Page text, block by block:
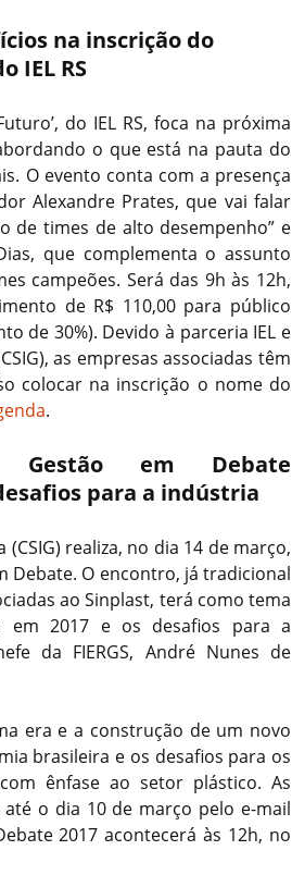
na inscrição do
IEL RS
do IEL RS, foca na próxima
o que está na pauta do
O evento conta com a presença
Alexandre Prates, que vai falar
de times de alto desempenho” e
que complementa o assunto
campeões. Será das 9h às 12h,
de R$ 110,00 para público
de 30%). Devido à parceria IEL e
as empresas associadas têm
colocar na inscrição o nome do
.
em Debate
para a indústria
realiza, no dia 14 de março,
Debate. O encontro, já tradicional
ao Sinplast, terá como tema
em 2017 e os desafios para a
da FIERGS, André Nunes de
era e a construção de um novo
brasileira e os desafios para os
ênfase ao setor plástico. As
o dia 10 de março pelo e-mail
2017 acontecerá às 12h, no